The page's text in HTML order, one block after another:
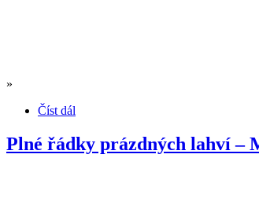
»
Číst dál
Plné řádky prázdných lahví –